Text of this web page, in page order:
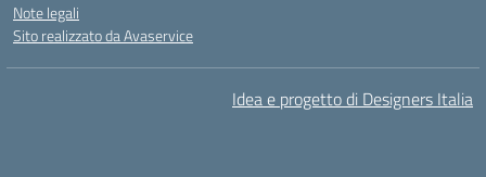
Note legali
Sito realizzato da Avaservice
Idea e progetto di Designers Italia